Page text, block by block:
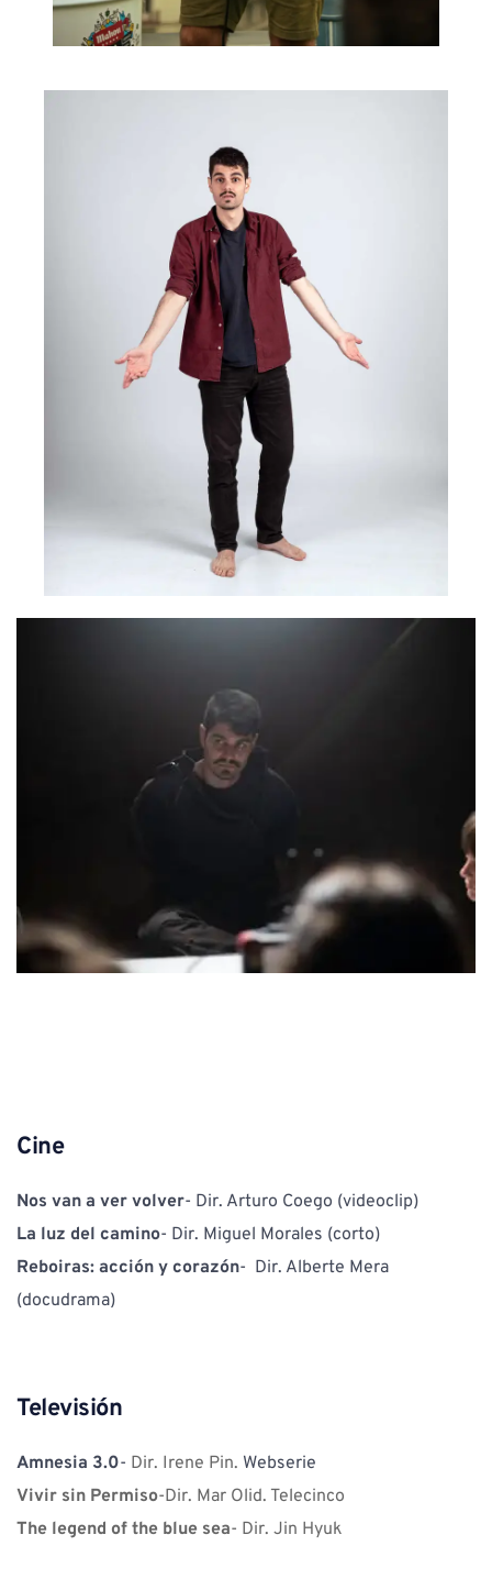
Cine
Nos van a ver volver- Dir. Arturo Coego (videoclip)
La luz del camino- Dir. Miguel Morales (corto)
Reboiras: acción y corazón-  Dir. Alberte Mera
(docudrama)
Televisión
Amnesia 3.0- Dir. Irene Pin. Webserie
Vivir sin Permiso-Dir. Mar Olid. Telecinco
The legend of the blue sea- Dir. Jin Hyuk